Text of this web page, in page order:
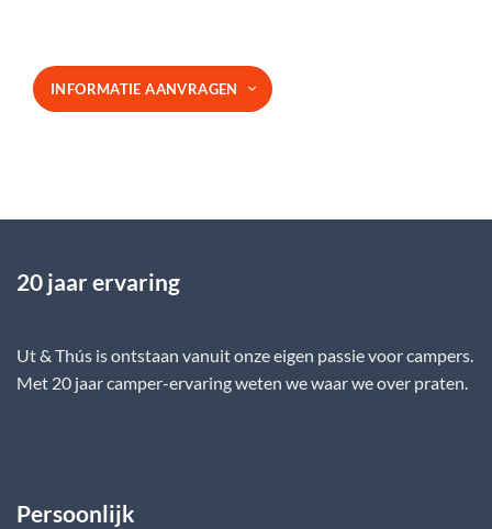
INFORMATIE AANVRAGEN
20 jaar ervaring
Ut & Thús is ontstaan vanuit onze eigen passie voor campers.
Met 20 jaar camper-ervaring weten we waar we over praten.
Persoonlijk